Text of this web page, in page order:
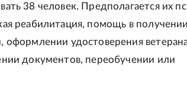
38 человек. Предполагается их
реабилитация, помощь в
оформлении удостоверения
документов, переобучении или